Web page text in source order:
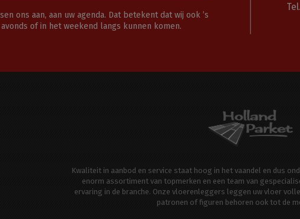
ons aan, aan uw agenda. Dat betekent dat wij ook ’s
avonds of in het weekend langs kunnen komen.
Kwaliteit in aanbod en service staat hoog in het vaandel en dus
enorm assortiment van topmerken en een team van
ervaring in de branche. Onze vloerenleggers leggen uw vloer
patronen of figuren behoren ook tot de